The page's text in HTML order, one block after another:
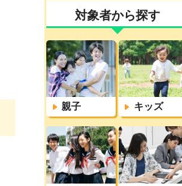
対象者から探す
親子 キッズ